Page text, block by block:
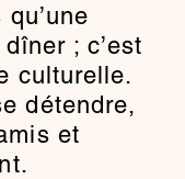
; c’est
culturelle.
détendre,
et